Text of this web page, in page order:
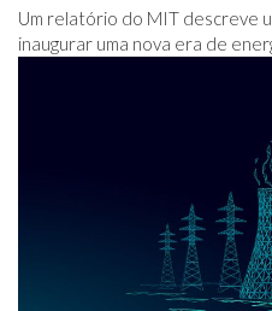
Um relatório do MIT descreve
inaugurar uma nova era de